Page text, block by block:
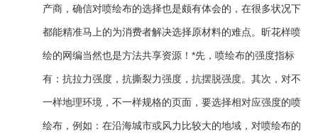
产商，确信对喷绘布的选择也是颇有体会的，在很多状况下
都能精准马上的为消费者解决选择原材料的难点。昕花样喷
绘的网编当然也是方法共享资源！*先，喷绘布的强度指标
有：抗拉力强度，抗撕裂力强度，抗摆脱强度。其次，对不
一样地理环境，不一样规格的页面，要选择相对应强度的喷
绘布，例如：在沿海城市或风力比较大的地域，对喷绘布的